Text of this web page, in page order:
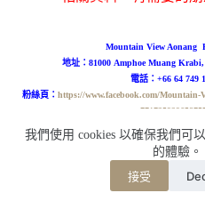
我們使用 cookies 以確保我們可
的體驗。
接受
Mountain View Aonang
地址：81000 Amphoe Muang
電話：+66 64 749
粉絲頁： https://www.facebook.com/Mountain-
營業時間：
10:00 –
這裡只接受現金，不接受